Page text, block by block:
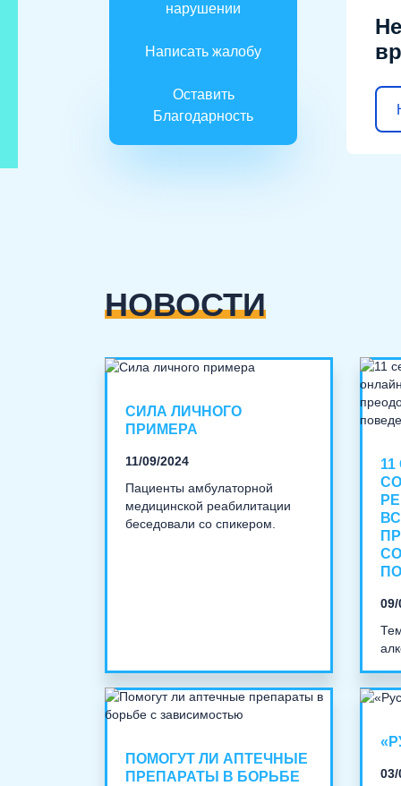
нарушении
Написать жалобу
Оставить
Благодарность
НОВОСТИ
СИЛА ЛИЧНОГО
ПРИМЕРА
11/09/2024
Пациенты амбулаторной
медицинской реабилитации
беседовали со спикером.
09/
ПОМОГУТ ЛИ АПТЕЧНЫЕ
ПРЕПАРАТЫ В БОРЬБЕ
03/